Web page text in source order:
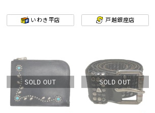
いわき平店 戸越銀座店
SOLD OUT SOLD OUT